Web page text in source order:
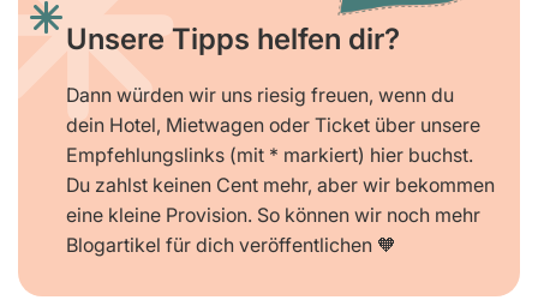
Bild: Sigiriya King’s Resort